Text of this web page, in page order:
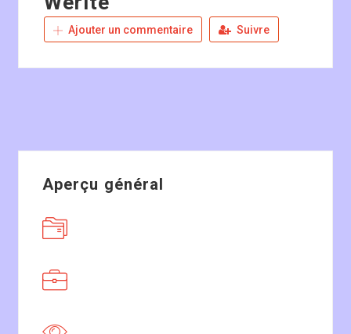
Ajouter un commentaire Suivre
Aperçu général